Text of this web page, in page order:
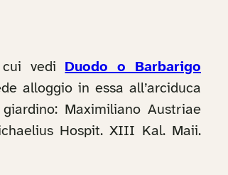
vedi
Duodo o Barbarigo
alloggio in essa all’arciduca
Maximiliano Austriae
Hospit. XIII Kal. Maii.